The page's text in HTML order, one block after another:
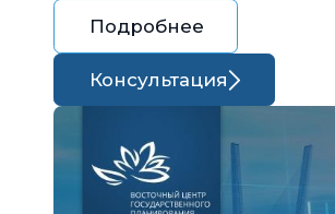
Подробнее
Консультация